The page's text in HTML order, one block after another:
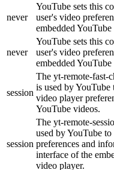
never
YouTube sets this
user's video
embedded
never
YouTube sets this
user's video
embedded
session
The yt-remote-fast-
is used by YouTube
video player
YouTube videos.
session
The yt-remote-
used by YouTube to
preferences and
interface of the
video player.